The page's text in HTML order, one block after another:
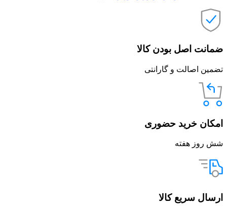
ضمانت اصل بودن کالا
تضمین اصالت و گارانتی
امکان خرید حضوری
شش روز هفته
ارسال سریع کالا